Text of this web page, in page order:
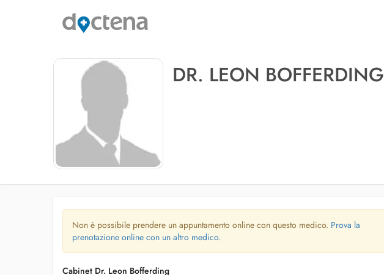
DR. LEON BOFFERDING
Non è possibile prendere un appuntamento online con questo medico. Prova la
prenotazione online con un altro medico.
Cabinet Dr. Leon Bofferding